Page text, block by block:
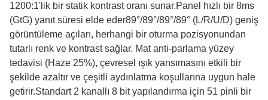
1200:1'lik bir statik kontrast oranı sunar.Panel hızlı bir 8ms
(GtG) yanıt süresi elde eder89°/89°/89°/89° (L/R/U/D) geniş
görüntüleme açıları, herhangi bir oturma pozisyonundan
tutarlı renk ve kontrast sağlar. Mat anti-parlama yüzey
tedavisi (Haze 25%), çevresel ışık yansımasını etkili bir
şekilde azaltır ve çeşitli aydınlatma koşullarına uygun hale
getirir.Standart 2 kanallı 8 bit yapılandırma için 51 pinli bir